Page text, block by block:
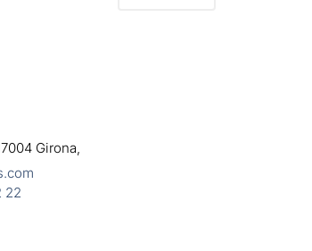
Girona,
22